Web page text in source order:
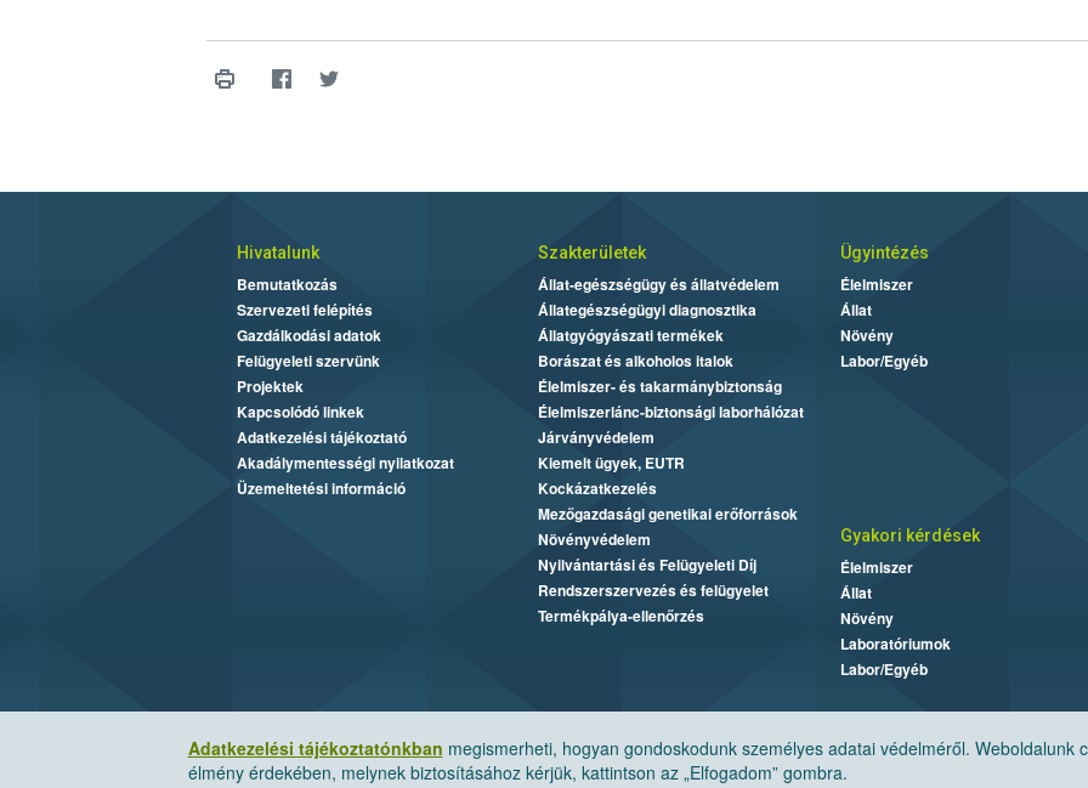
Adatkezelési tájékoztatónkban megismerheti, hogyan gondoskodunk személyes adatai védelméről. Weboldalunk
élmény érdekében, melynek biztosításához kérjük, kattintson az „Elfogadom” gombra.
Hivatalunk
Bemutatkozás
Szervezeti felépítés
Gazdálkodási adatok
Felügyeleti szervünk
Projektek
Kapcsolódó linkek
Adatkezelési tájékoztató
Akadálymentességi nyilatkozat
Üzemeltetési információ
Szakterületek
Állat-egészségügy és állatvédelem
Állategészségügyi diagnosztika
Állatgyógyászati termékek
Borászat és alkoholos italok
Élelmiszer- és takarmánybiztonság
Élelmiszerlánc-biztonsági laborhálózat
Járványvédelem
Kiemelt ügyek, EUTR
Kockázatkezelés
Mezőgazdasági genetikai erőforrások
Növényvédelem
Nyilvántartási és Felügyeleti Díj
Rendszerszervezés és felügyelet
Termékpálya-ellenőrzés
Ügyintézés
Élelmiszer
Állat
Növény
Labor/Egyéb
Gyakori kérdések
Élelmiszer
Állat
Növény
Laboratóriumok
Labor/Egyéb